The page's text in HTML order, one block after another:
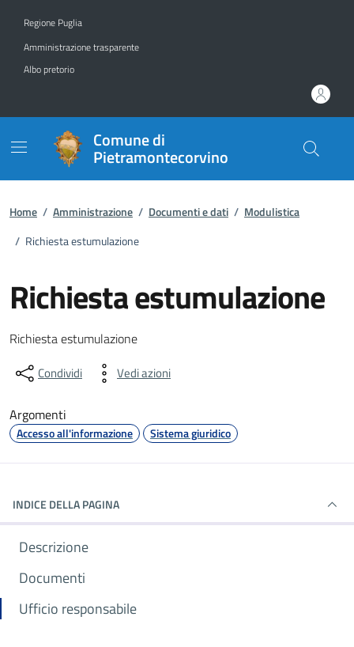
Regione Puglia
Amministrazione trasparente
Albo pretorio
Comune di
Pietramontecorvino
Home / Amministrazione / Documenti e dati / Modulistica
/ Richiesta estumulazione
Richiesta estumulazione
Dettagli del documento
Richiesta estumulazione
Condividi Vedi azioni
Argomenti
Accesso all'informazione Sistema giuridico
INDICE DELLA PAGINA
Descrizione
Documenti
Ufficio responsabile